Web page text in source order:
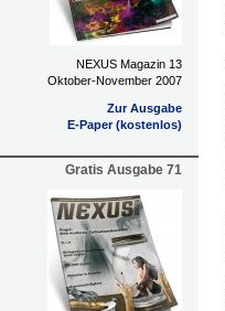
NEXUS Magazin 13
Oktober-November 2007
Zur Ausgabe
E-Paper (kostenlos)
Gratis Ausgabe 71